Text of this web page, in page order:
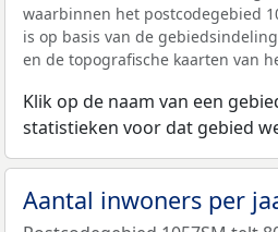
waarbinnen het postcodegebied
is op basis van de
en de topografische kaarten van
Klik op de naam van een
statistieken voor dat gebied
Aantal inwoners per